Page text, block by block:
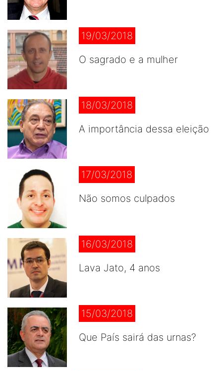
19/03/2018
O sagrado e a mulher
18/03/2018
A importância dessa eleição
17/03/2018
Não somos culpados
16/03/2018
Lava Jato, 4 anos
15/03/2018
Que País sairá das urnas?